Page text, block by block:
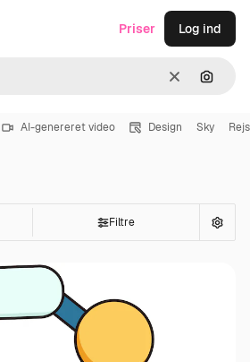
Klar Søg
Priser Log ind
AI-genereret video Design Sky
Filtre